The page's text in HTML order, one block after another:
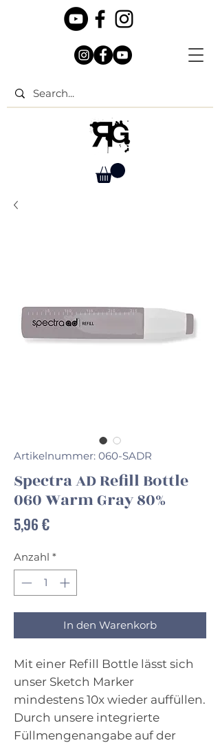
Artikelnummer: 060-SADR
Spectra AD Refill Bottle
060 Warm Gray 80%
5,96 €Preis
Anzahl *
In den Warenkorb
Mit einer Refill Bottle lässt sich
unser Sketch Marker
mindestens 10x wieder auffüllen.
Durch unsere integrierte
Füllmengenangabe auf der